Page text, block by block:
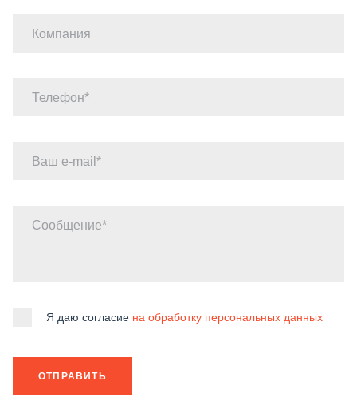
Компания
Телефон
Ваш e-mail
Сообщение
Я даю согласие на обработку персональных данных
ОТПРАВИТЬ